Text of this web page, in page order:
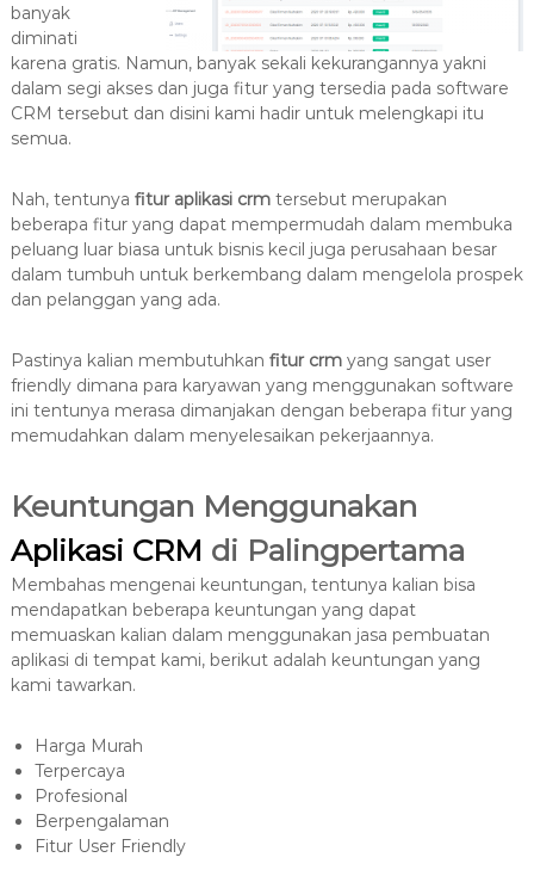
banyak
diminati
karena gratis. Namun, banyak sekali kekurangannya yakni
dalam segi akses dan juga fitur yang tersedia pada software
CRM tersebut dan disini kami hadir untuk melengkapi itu
semua.
Nah, tentunya fitur aplikasi crmtersebut merupakan
beberapa fitur yang dapat mempermudah dalam membuka
peluang luar biasa untuk bisnis kecil juga perusahaan besar
dalam tumbuh untuk berkembang dalam mengelola prospek
dan pelanggan yang ada.
Pastinya kalian membutuhkan fitur crmyang sangat user
friendly dimana para karyawan yang menggunakan software
ini tentunya merasa dimanjakan dengan beberapa fitur yang
memudahkan dalam menyelesaikan pekerjaannya.
Keuntungan Menggunakan
Aplikasi CRM di Palingpertama
Membahas mengenai keuntungan, tentunya kalian bisa
mendapatkan beberapa keuntungan yang dapat
memuaskan kalian dalam menggunakan jasa pembuatan
aplikasi di tempat kami, berikut adalah keuntungan yang
kami tawarkan.
Harga Murah
Terpercaya
Profesional
Berpengalaman
Fitur User Friendly